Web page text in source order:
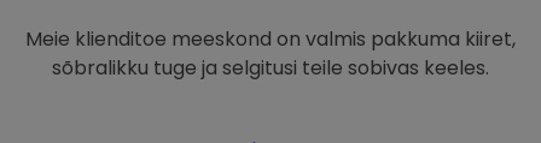
Meie klienditoe meeskond on valmis pakkuma kiiret,
sõbralikku tuge ja selgitusi teile sobivas keeles.